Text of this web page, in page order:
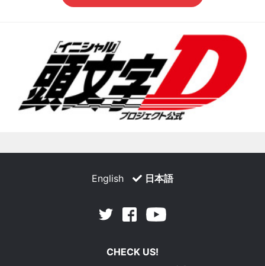
English 日本語
Twitter Facebook
CHECK US!